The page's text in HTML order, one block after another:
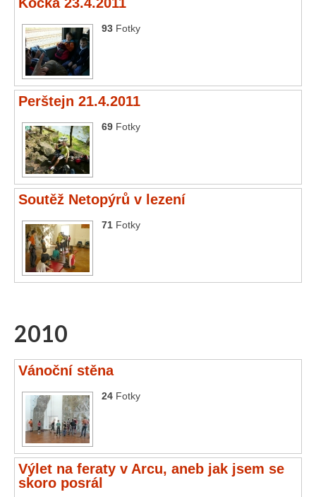
93 Fotky
Perštejn 21.4.2011
69 Fotky
Soutěž Netopýrů v lezení
71 Fotky
2010
Vánoční stěna
24 Fotky
Výlet na feraty v Arcu, aneb jak jsem se
skoro posrál